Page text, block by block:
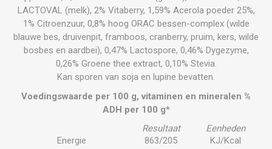
LACTOVAL (melk), 2% Vitaberry, 1,59% Acerola poeder 25%,
1% Citroenzuur, 0,8% hoog ORAC bessen-complex (wilde
blauwe bes, druivenpit, framboos, cranberry, pruim, kers, wilde
bosbes en aardbei), 0,47% Lactospore, 0,46% Dygezyme,
0,26% Groene thee extract, 0,10% Stevia.
Kan sporen van soja en lupine bevatten.
Voedingswaarde per 100 g, vitaminen en mineralen %
ADH per 100 g*
Resultaat
Eenheden
Energie
863/205
KJ/Kcal